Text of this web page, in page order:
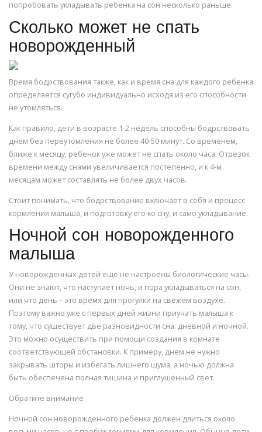
попробовать укладывать ребенка на сон несколько раньше.
Сколько может не спать
новорожденный
Время бодрствования также, как и время сна для каждого ребенка
определяется сугубо индивидуально исходя из его способности
не утомляться.
Как правило, дети в возрасте 1-2 недель способны бодрствовать
днем без переутомления не более 40-50 минут. Со временем,
ближе к месяцу, ребенок уже может не спать около часа. Отрезок
времени между снами увеличивается постепенно, и к 4-м
месяцам может составлять не более двух часов.
Стоит понимать, что бодрствование включает в себя и процесс
кормления малыша, и подготовку его ко сну, и само укладывание.
Ночной сон новорожденного
малыша
У новорожденных детей еще не настроены биологические часы.
Они не знают, что наступает ночь, и пора укладываться на сон,
или что день – это время для прогулки на свежем воздухе.
Поэтому важно уже с первых дней жизни приучать малыша к
тому, что существует две разновидности сна: дневной и ночной.
Это можно осуществить при помощи создания в комнате
соответствующей обстановки. К примеру, днем не нужно
закрывать шторы и избегать лишнего шума, а ночью должна
быть обеспечена полная тишина и приглушенный свет.
Обратите внимание
Ночной сон новорожденного ребенка должен длиться около